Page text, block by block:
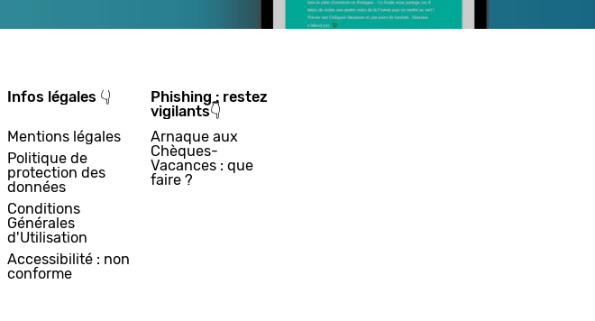
Infos légales 👇
Mentions légales
Politique de
protection des
données
Conditions
Générales
d'Utilisation
Accessibilité : non
conforme
Phishing : restez
vigilants👇
Arnaque aux
Chèques-
Vacances : que
faire ?